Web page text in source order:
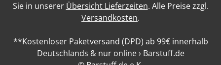
Sie in unserer Übersicht Lieferzeiten. Alle Preise zzgl.
Versandkosten.
**Kostenloser Paketversand (DPD) ab 99€ innerhalb
Deutschlands & nur online › Barstuff.de